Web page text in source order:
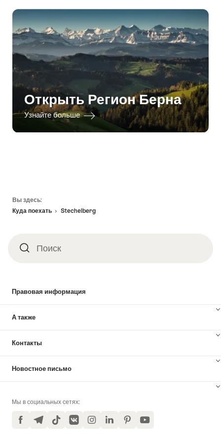
Открыть Регион Берна
Узнайте больше
Вы здесь:
Куда поехать
Stechelberg
ПоискПоиск
Правовая информация
А также
Контакты
Новостное письмо
Мы в социальных сетях:
FacebookTelegramTikTokVKontakteInstagramLinkedInPinterestYouTube